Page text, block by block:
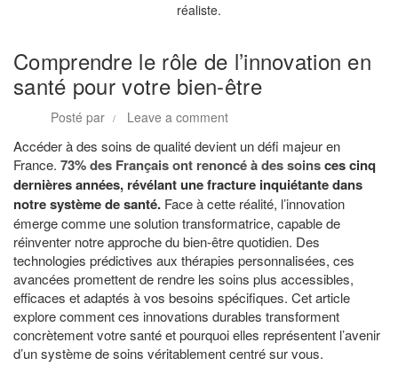
Comprendre le rôle de l’innovation en
santé pour votre bien-être
Posté par Leave a comment
Accéder à des soins de qualité devient un défi majeur en
France. 73% des Français ont renoncé à des soinsces cinq
dernières années, révélant une fracture inquiétante dans
notre système de santé. Face à cette réalité, l’innovation
émerge comme une solution transformatrice, capable de
réinventer notre approche du bien-être quotidien. Des
technologies prédictives aux thérapies personnalisées, ces
avancées promettent de rendre les soins plus accessibles,
efficaces et adaptés à vos besoins spécifiques. Cet article
explore comment ces innovations durables transforment
concrètement votre santé et pourquoi elles représentent l’avenir
d’un système de soins véritablement centré sur vous.